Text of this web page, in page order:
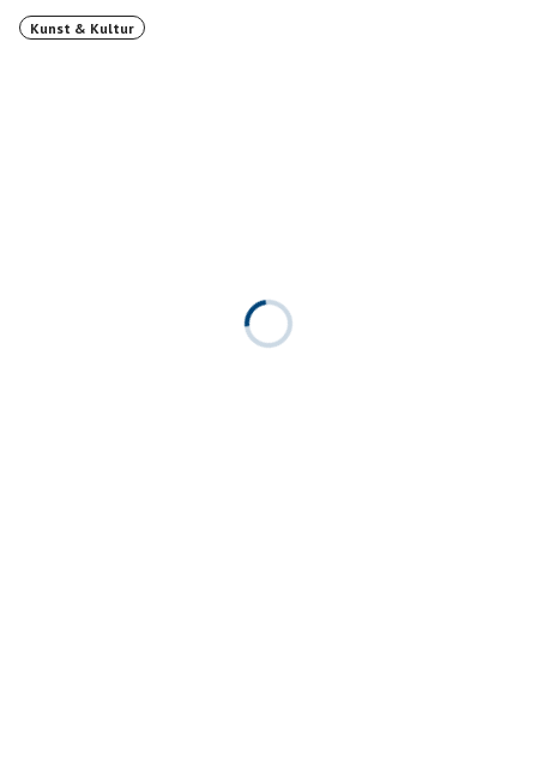
Kunst & Kultur